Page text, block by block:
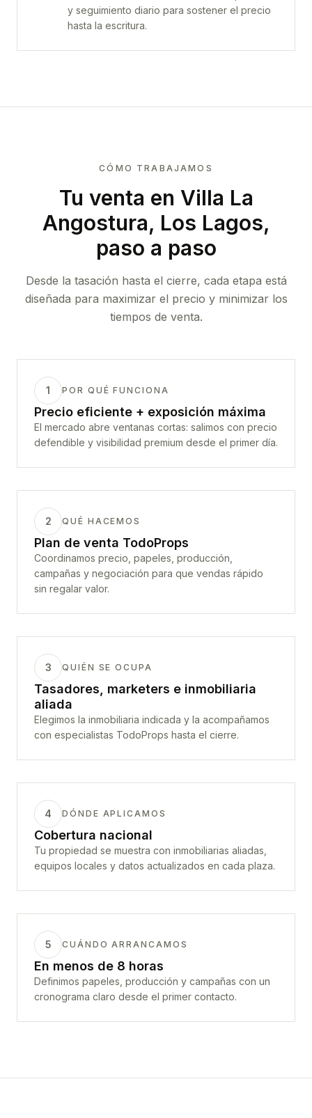
y seguimiento diario para sostener el precio
hasta la escritura.
CÓMO TRABAJAMOS
Tu venta en Villa La
Angostura, Los Lagos,
paso a paso
Desde la tasación hasta el cierre, cada etapa está
diseñada para maximizar el precio y minimizar los
tiempos de venta.
1 POR QUÉ FUNCIONA
Precio eficiente + exposición máxima
El mercado abre ventanas cortas: salimos con precio
defendible y visibilidad premium desde el primer día.
2 QUÉ HACEMOS
Plan de venta TodoProps
Coordinamos precio, papeles, producción,
campañas y negociación para que vendas rápido
sin regalar valor.
3 QUIÉN SE OCUPA
Tasadores, marketers e inmobiliaria
aliada
Elegimos la inmobiliaria indicada y la acompañamos
con especialistas TodoProps hasta el cierre.
4 DÓNDE APLICAMOS
Cobertura nacional
Tu propiedad se muestra con inmobiliarias aliadas,
equipos locales y datos actualizados en cada plaza.
5 CUÁNDO ARRANCAMOS
En menos de 8 horas
Definimos papeles, producción y campañas con un
cronograma claro desde el primer contacto.